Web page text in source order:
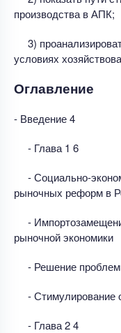
производства в АПК;
3)
условиях
Оглавление
- Введение 4
- Глава 1 6
- Социально-
рыночных реформ в
-
рыночной экономики
- Решение
- Стимулирование
- Глава 2 4